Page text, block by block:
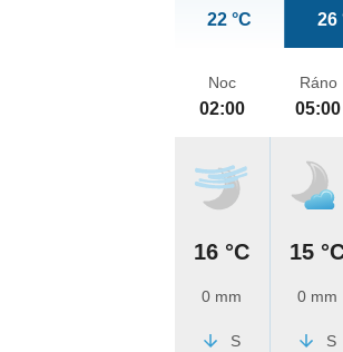
22 °C 26
Noc
02:00
16 °C
0 mm
S
Ráno
05:00
15
0 mm
S